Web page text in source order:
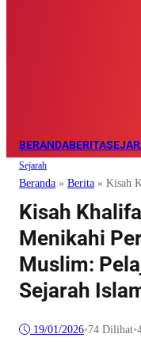
BERANDABERITA
Sejarah
Beranda » Berita » Kisah
Kisah
Menikahi
Muslim:
Sejarah
19/01/2026•74 Dilihat•